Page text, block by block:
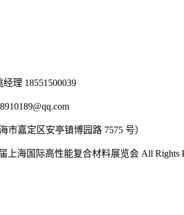
理 18551500039
嘉定区安亭镇博园路 7575 号）
上海国际高性能复合材料展览会 All Rights